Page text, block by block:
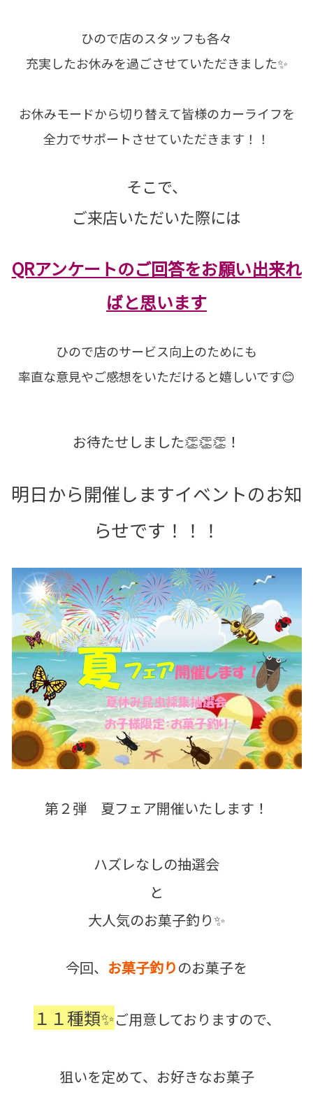
ひので店のスタッフも各々
充実したお休みを過ごさせていただきました✨
お休みモードから切り替えて皆様のカーライフを
全力でサポートさせていただきます！！
そこで、
ご来店いただいた際には
QRアンケートのご回答をお願い出来れ
ばと思います
ひので店のサービス向上のためにも
率直な意見やご感想をいただけると嬉しいです😊
お待たせしました👏👏👏！
明日から開催しますイベントのお知
らせです！！！
第２弾 夏フェア開催いたします！
ハズレなしの抽選会
と
大人気のお菓子釣り✨
今回、 お菓子釣りのお菓子を
１１種類✨ご用意しておりますので、
狙いを定めて、お好きなお菓子